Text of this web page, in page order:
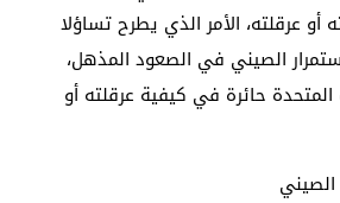
عرقلته، الأمر الذي يطرح تساؤلا
الصيني في الصعود المذهل،
حائرة في كيفية عرقلته أو